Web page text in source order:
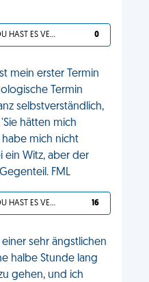
DU HAST ES VERDIENT 0
mein erster Termin
Termin
selbstverständlich,
hätten mich
mich nicht
ein Witz, aber der
FML
DU HAST ES VERDIENT 16
sehr ängstlichen
halbe Stunde lang
gehen, und ich